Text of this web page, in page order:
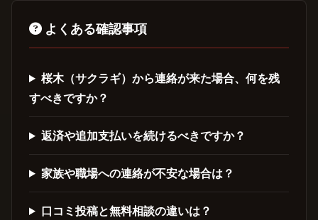
よくある確認事項
桜木（サクラギ）から連絡が来た場合、何を残
すべきですか？
返済や追加支払いを続けるべきですか？
家族や職場への連絡が不安な場合は？
口コミ投稿と無料相談の違いは？